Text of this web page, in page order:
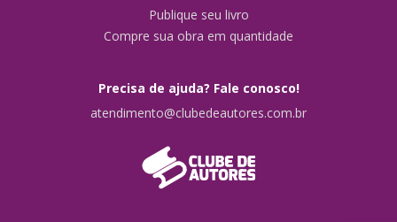
Publique seu livro
Compre sua obra em quantidade
Precisa de ajuda? Fale conosco!
atendimento@clubedeautores.com.br